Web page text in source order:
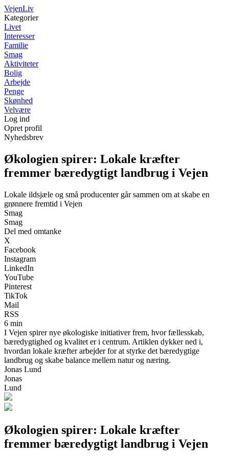
VejenLiv
Kategorier
Livet
Interesser
Familie
Smag
Aktiviteter
Bolig
Arbejde
Penge
Skønhed
Velvære
Log ind
Opret profil
Nyhedsbrev
Økologien spirer: Lokale kræfter
fremmer bæredygtigt landbrug i Vejen
Lokale ildsjæle og små producenter går sammen om at skabe en
grønnere fremtid i Vejen
Smag
Smag
Del med omtanke
X
Facebook
Instagram
LinkedIn
YouTube
Pinterest
TikTok
Mail
RSS
6 min
I Vejen spirer nye økologiske initiativer frem, hvor fællesskab,
bæredygtighed og kvalitet er i centrum. Artiklen dykker ned i,
hvordan lokale kræfter arbejder for at styrke det bæredygtige
landbrug og skabe balance mellem natur og næring.
Jonas Lund
Jonas
Lund
Økologien spirer: Lokale kræfter
fremmer bæredygtigt landbrug i Vejen